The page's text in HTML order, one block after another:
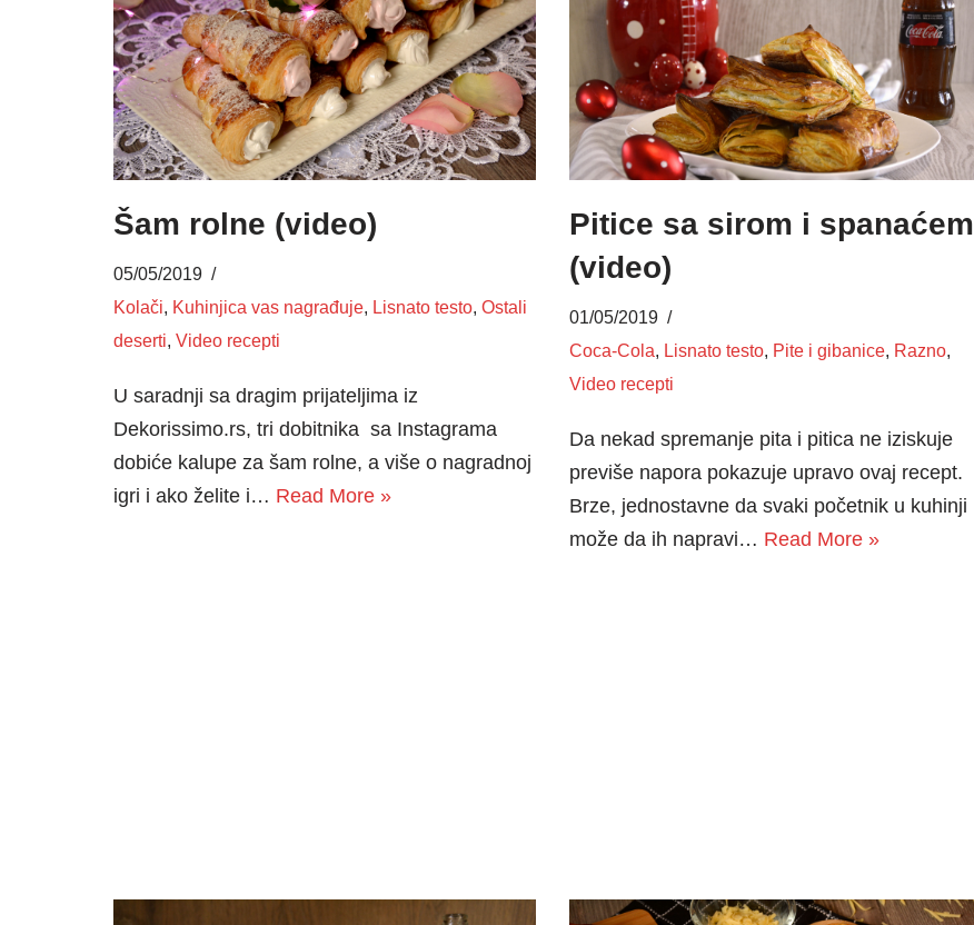
Šam rolne (video)
05/05/2019
Kolači, Kuhinjica vas nagrađuje, Lisnato testo, Ostali
deserti, Video recepti
U saradnji sa dragim prijateljima iz
Dekorissimo.rs, tri dobitnika sa Instagrama
dobiće kalupe za šam rolne, a više o nagradnoj
igri i ako želite i… Read More »
Pitice sa sirom i spanaćem
(video)
01/05/2019
Coca-Cola, Lisnato testo, Pite i gibanice, Razno,
Video recepti
Da nekad spremanje pita i pitica ne iziskuje
previše napora pokazuje upravo ovaj recept.
Brze, jednostavne da svaki početnik u kuhinji
može da ih napravi… Read More »